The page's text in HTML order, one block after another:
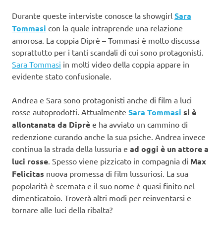
Durante queste interviste conosce la showgirl Sara
Tommasi con la quale intraprende una relazione
amorosa. La coppia Diprè – Tommasi è molto discussa
soprattutto per i tanti scandali di cui sono protagonisti.
Sara Tommasi in molti video della coppia appare in
evidente stato confusionale.
Andrea e Sara sono protagonisti anche di film a luci
rosse autoprodotti. Attualmente Sara Tommasi si è
allontanata da Diprè e ha avviato un cammino di
redenzione curando anche la sua psiche. Andrea invece
continua la strada della lussuria e ad oggi è un attore a
luci rosse . Spesso viene pizzicato in compagnia di Max
Felicitas nuova promessa di film lussuriosi. La sua
popolarità è scemata e il suo nome è quasi finito nel
dimenticatoio. Troverà altri modi per reinventarsi e
tornare alle luci della ribalta?